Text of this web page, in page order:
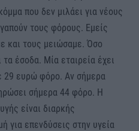
που δεν μιλάει για νέους
τους φόρους. Εμείς
και τους μειώσαμε. Όσο
έσοδα. Μία εταιρεία έχει
29 ευρώ φόρο. Αν σήμερα
σήμερα 44 φόρο. Η
είναι διαρκής
για επενδύσεις στην υγεία